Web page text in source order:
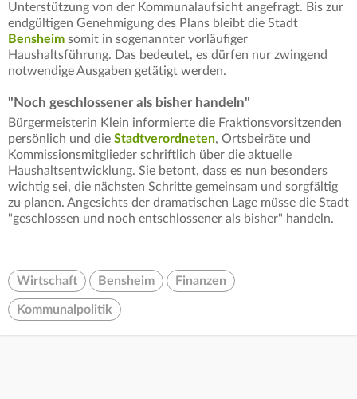
Unterstützung von der Kommunalaufsicht angefragt. Bis zur
endgültigen Genehmigung des Plans bleibt die Stadt
Bensheim somit in sogenannter vorläufiger
Haushaltsführung. Das bedeutet, es dürfen nur zwingend
notwendige Ausgaben getätigt werden.
"Noch geschlossener als bisher handeln"
Bürgermeisterin Klein informierte die Fraktionsvorsitzenden
persönlich und die Stadtverordneten, Ortsbeiräte und
Kommissionsmitglieder schriftlich über die aktuelle
Haushaltsentwicklung. Sie betont, dass es nun besonders
wichtig sei, die nächsten Schritte gemeinsam und sorgfältig
zu planen. Angesichts der dramatischen Lage müsse die Stadt
"geschlossen und noch entschlossener als bisher" handeln.
Wirtschaft Bensheim Finanzen
Kommunalpolitik